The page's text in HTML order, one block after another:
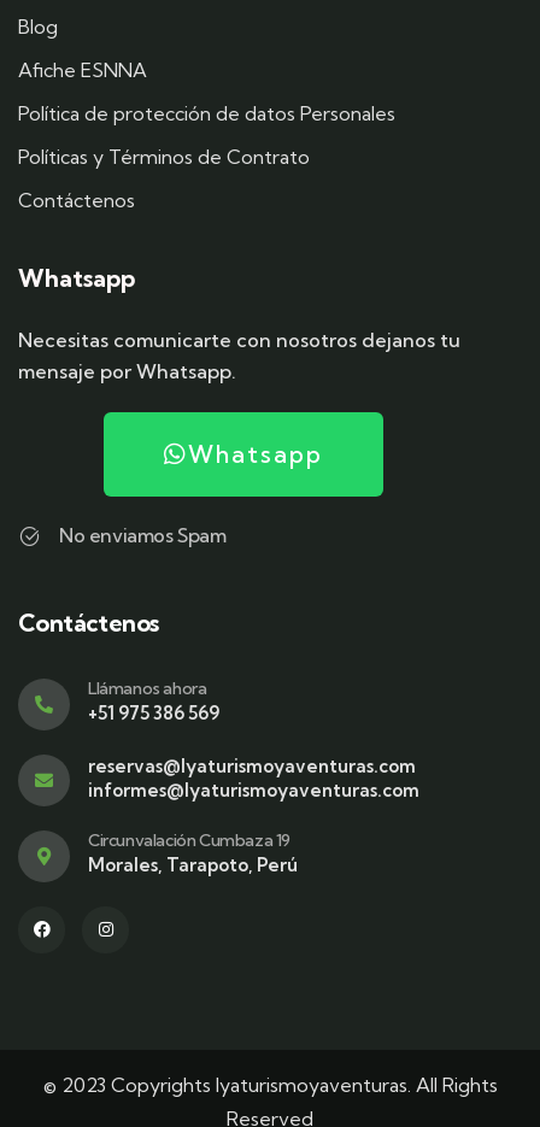
Blog
Afiche ESNNA
Política de protección de datos Personales
Políticas y Términos de Contrato
Contáctenos
Whatsapp
Necesitas comunicarte con nosotros dejanos tu
mensaje por Whatsapp.
Whatsapp
No enviamos Spam
Contáctenos
Llámanos ahora
+51 975 386 569
reservas@lyaturismoyaventuras.com
informes@lyaturismoyaventuras.com
Circunvalación Cumbaza 19
Morales, Tarapoto, Perú
© 2023 Copyrights lyaturismoyaventuras. All Rights
Reserved